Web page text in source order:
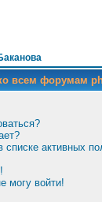
ко всем форумам
активных
могу войти!